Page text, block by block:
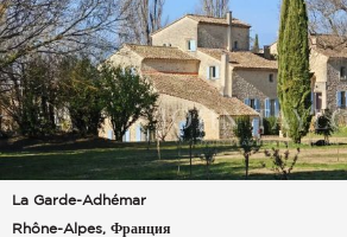
La Garde-Adhémar
Rhône-Alpes, Франция